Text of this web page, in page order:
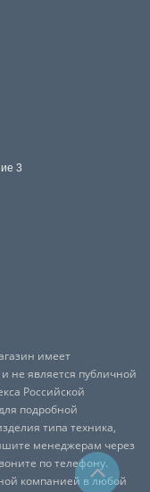
3
имеет
не является публичной
Российской
подробной
типа техника,
менеджерам через
по телефону.
компанией в любой